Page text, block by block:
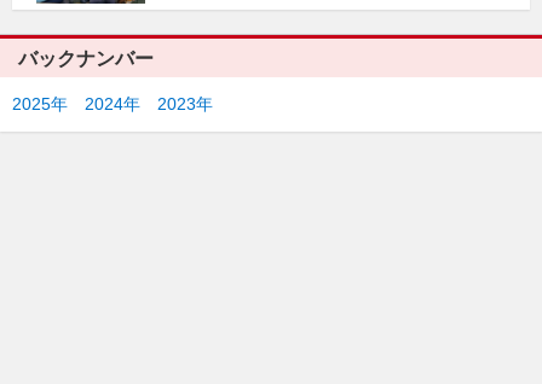
バックナンバー
2025年 2024年 2023年